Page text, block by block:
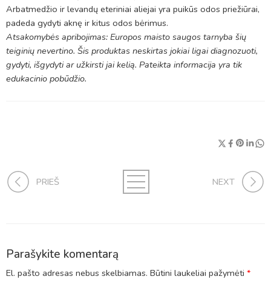
Arbatmedžio ir levandų eteriniai aliejai yra puikūs odos priežiūrai,
padeda gydyti aknę ir kitus odos bėrimus.
Atsakomybės apribojimas: Europos maisto saugos tarnyba šių
teiginių nevertino. Šis produktas neskirtas jokiai ligai diagnozuoti,
gydyti, išgydyti ar užkirsti jai kelią. Pateikta informacija yra tik
edukacinio pobūdžio.
PRIEŠ NEXT
Parašykite komentarą
El. pašto adresas nebus skelbiamas. Būtini laukeliai pažymėti *